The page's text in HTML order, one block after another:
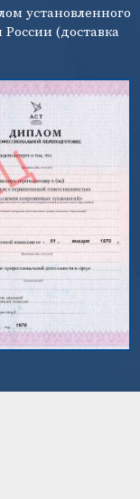
установленного
(доставка